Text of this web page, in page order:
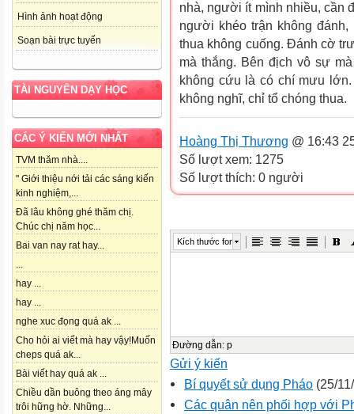
Hình ảnh hoạt động
Soạn bài trực tuyến
TÀI NGUYÊN DẠY HỌC
CÁC Ý KIẾN MỚI NHẤT
TVM thăm nhà....
" Giới thiệu nới tải các sáng kiến
kinh nghiệm,...
Đã lâu không ghé thăm chị.
Chúc chị năm học...
Bai van nay rat hay...
...
hay ...
hay ...
nghe xuc đọng quá ak ...
Cho hỏi ai viết mà hay vậy!Muốn
cheps quá ak...
Bài viết hay quá ak ...
Chiều dần buông theo áng mây
trôi hững hờ. Những...
nhà, người ít mình nhiều, cần
người khéo trận không
thua không cuống. Đánh cờ
mà thắng. Bên địch vô sự
không cứu là có chí mưu
không nghĩ, chỉ tổ chóng thua.
Hoàng Thị Thương @ 16:43
Số lượt xem: 1275
Số lượt thích: 0 người
Kích thước font
Đường dẫn: p
Gửi ý kiến
Bí quyết sử dụng Pháo (25/
Các quân nên phối hợp với